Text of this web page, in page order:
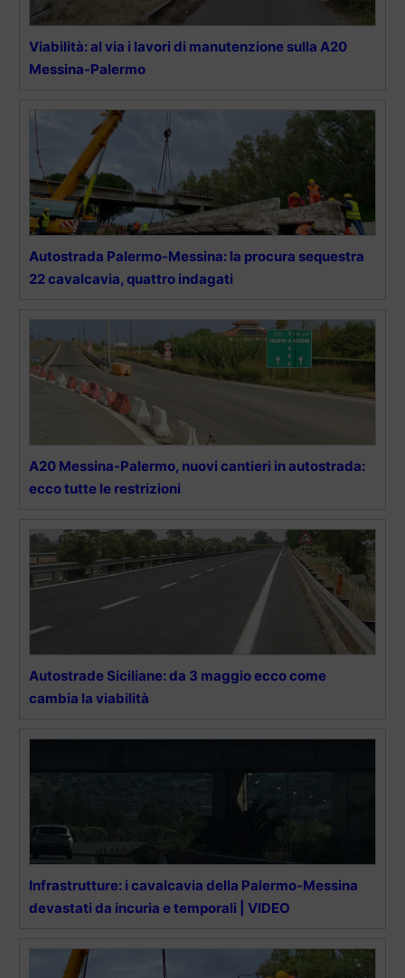
Viabilità: al via i lavori di manutenzione sulla A20
Messina-Palermo
Autostrada Palermo-Messina: la procura sequestra
22 cavalcavia, quattro indagati
A20 Messina-Palermo, nuovi cantieri in autostrada:
ecco tutte le restrizioni
Autostrade Siciliane: da 3 maggio ecco come
cambia la viabilità
Infrastrutture: i cavalcavia della Palermo-Messina
devastati da incuria e temporali | VIDEO